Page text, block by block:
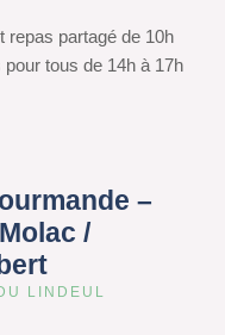
repas partagé de 10h
pour tous de 14h à 17h
–
/
LINDEUL